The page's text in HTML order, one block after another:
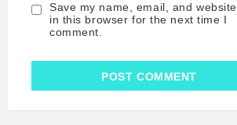
Save my name, email, and website
in this browser for the next time I
comment.